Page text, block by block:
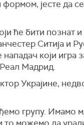
јесте да
ће бити познат
Ситија и
који игра
Мадрид.
Украјине,
групу. Имамо
то можемо да